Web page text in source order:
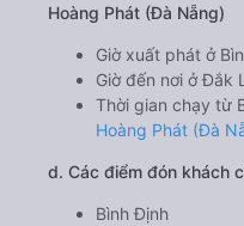
Hoàng Phát (Đà Nẵng)
Giờ xuất phát ở
Giờ đến nơi ở Đắk
Thời gian chạy từ
Hoàng Phát (Đà
d. Các điểm đón khách
Bình Định